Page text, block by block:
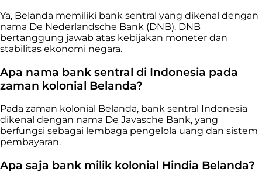
Ya, Belanda memiliki bank sentral yang dikenal dengan
nama De Nederlandsche Bank (DNB). DNB
bertanggung jawab atas kebijakan moneter dan
stabilitas ekonomi negara.
Apa nama bank sentral di Indonesia pada
zaman kolonial Belanda?
Pada zaman kolonial Belanda, bank sentral Indonesia
dikenal dengan nama De Javasche Bank, yang
berfungsi sebagai lembaga pengelola uang dan sistem
pembayaran.
Apa saja bank milik kolonial Hindia Belanda?